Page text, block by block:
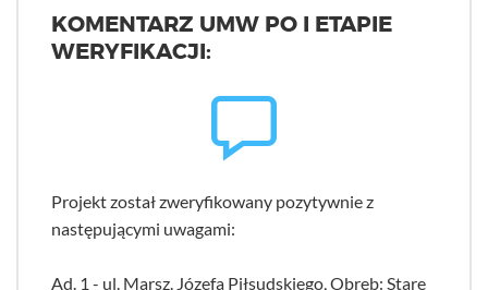
KOMENTARZ UMW PO I ETAPIE
WERYFIKACJI:
Projekt został zweryfikowany pozytywnie z
następującymi uwagami:
Ad. 1 - ul. Marsz. Józefa Piłsudskiego, Obręb: Stare